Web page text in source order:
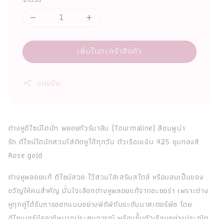
เพิ่มในตะกร้าสินค้า
แบ่งปัน
ต่างหูดีไซน์โดนัท พลอยทัวร์มาลีน (Tourmaline) สีชมพูน่า
รัก ดีไซน์โดนัทสวมใส่ติดหูได้ทุกวัน ตัวเรือนเงิน 925 ชุบทองสี
Rose gold
ต่างหูพลอยแท้ ดีไซน์สวย ไว้สวมใส่เสริมสไตล์ หรือมอบเป็นของ
ขวัญให้คนสำคัญ มั่นใจเลือกต่างหูพลอยแท้จากอะซอร่า เพราะต่าง
หูทุกคู่ได้รับการออกแบบอย่างพิถีพิถันระดับมาสเตอร์พีซ โดย